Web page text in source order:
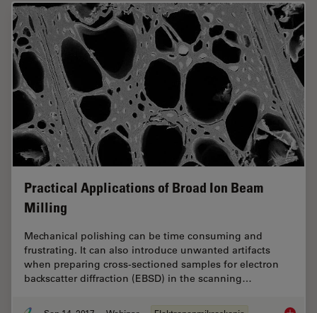
Practical Applications of Broad Ion Beam
Milling
Mechanical polishing can be time consuming and
frustrating. It can also introduce unwanted artifacts
when preparing cross-sectioned samples for electron
backscatter diffraction (EBSD) in the scanning…